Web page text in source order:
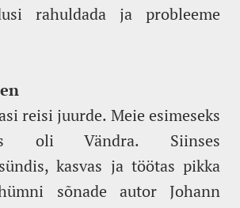
rahuldada ja probleeme
reisi juurde. Meie esimeseks
oli Vändra. Siinses
kasvas ja töötas pikka
sõnade autor Johann